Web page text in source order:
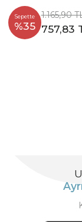
Sepette
%35
1.165,90
757,83